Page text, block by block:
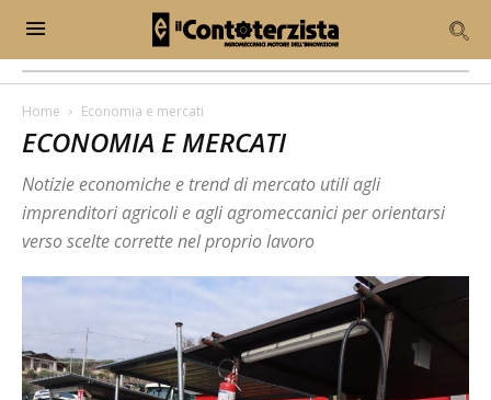
Home Economia e mercati
ECONOMIA E MERCATI
Notizie economiche e trend di mercato utili agli
imprenditori agricoli e agli agromeccanici per orientarsi
verso scelte corrette nel proprio lavoro